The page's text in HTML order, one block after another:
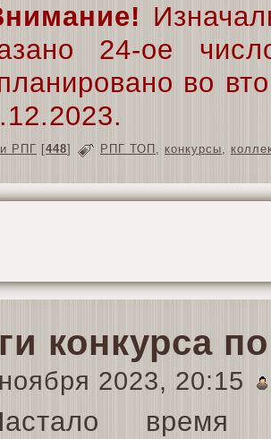
24-ое
во
РПГ [448] РПГ ТОП , конкурсы,
конкурса
2023, 20:15
время